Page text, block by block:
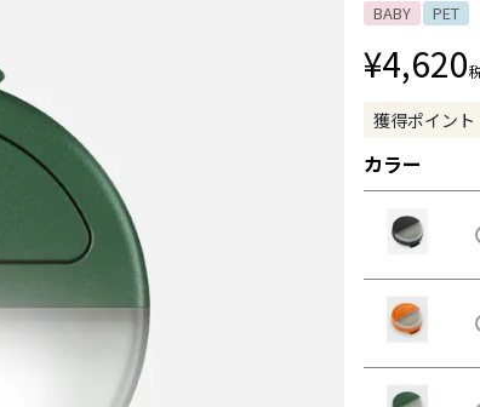
BABY PET
¥4,620
獲得ポイント
カラー